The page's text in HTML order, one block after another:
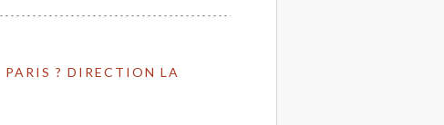
PARIS ? DIRECTION LA